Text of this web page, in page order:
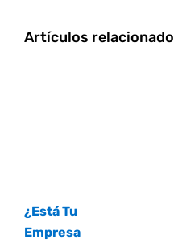
Artículos
¿Está Tu
Empresa